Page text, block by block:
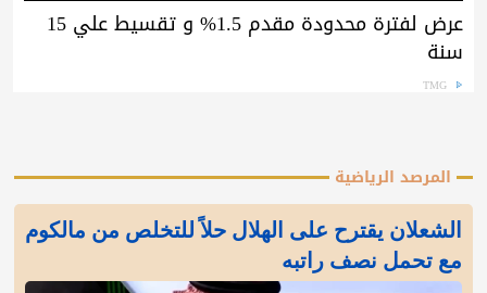
عرض لفترة محدودة مقدم 1.5% و تقسيط علي 15
سنة
TMG
المرصد الرياضية
الشعلان يقترح على الهلال حلاً للتخلص من مالكوم
مع تحمل نصف راتبه